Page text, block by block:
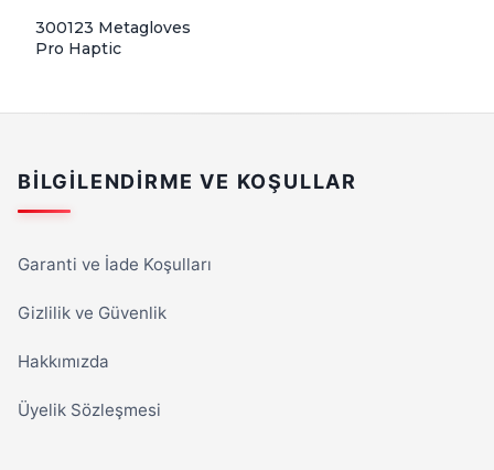
300123 Metagloves
Pro Haptic
BILGILENDIRME VE KOŞULLAR
Garanti ve İade Koşulları
Gizlilik ve Güvenlik
Hakkımızda
Üyelik Sözleşmesi